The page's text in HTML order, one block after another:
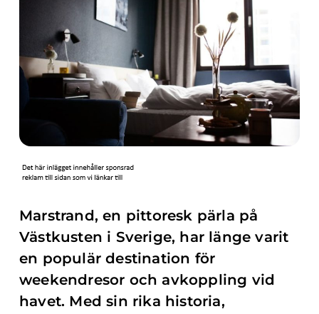
Marstrand, en pittoresk pärla på
Västkusten i Sverige, har länge varit
en populär destination för
weekendresor och avkoppling vid
havet. Med sin rika historia,